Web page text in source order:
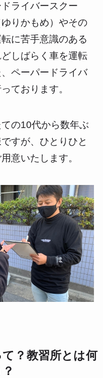
ライバースクー
りかもめ）やその
に苦手意識のある
しばらく車を運転
ペーパードライバ
ております。
の10代から数年ぶ
すが、ひとりひと
意いたします。
？教習所とは何